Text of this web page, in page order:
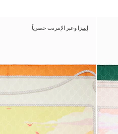
إيبيزا وعبر الإنترنت حصرياً